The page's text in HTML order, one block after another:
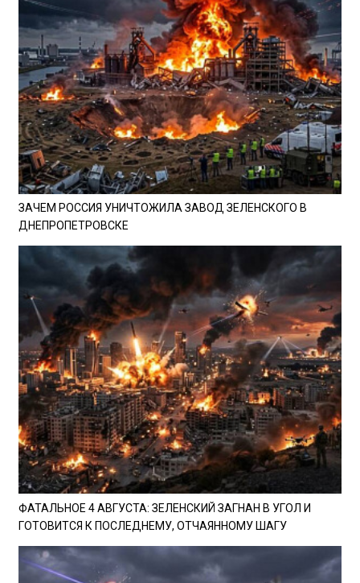
ЗАЧЕМ РОССИЯ УНИЧТОЖИЛА ЗАВОД ЗЕЛЕНСКОГО В
ДНЕПРОПЕТРОВСКЕ
ФАТАЛЬНОЕ 4 АВГУСТА: ЗЕЛЕНСКИЙ ЗАГНАН В УГОЛ И
ГОТОВИТСЯ К ПОСЛЕДНЕМУ, ОТЧАЯННОМУ ШАГУ